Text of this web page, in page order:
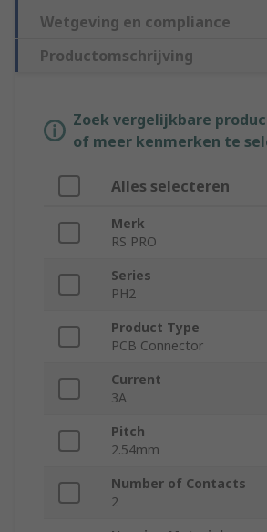
Wetgeving en compliance
Productomschrijving
Zoek vergelijkbare
of meer kenmerken te
Alles selecteren
Merk
RS PRO
Series
PH2
Product Type
PCB Connector
Current
3A
Pitch
2.54mm
Number of Contacts
2